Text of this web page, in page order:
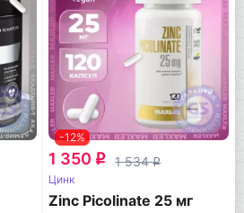
-12%
1 350 q 1 534q
Цинк
Zinc Picolinate 25 мг